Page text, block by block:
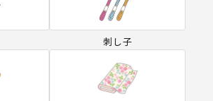
刺し子